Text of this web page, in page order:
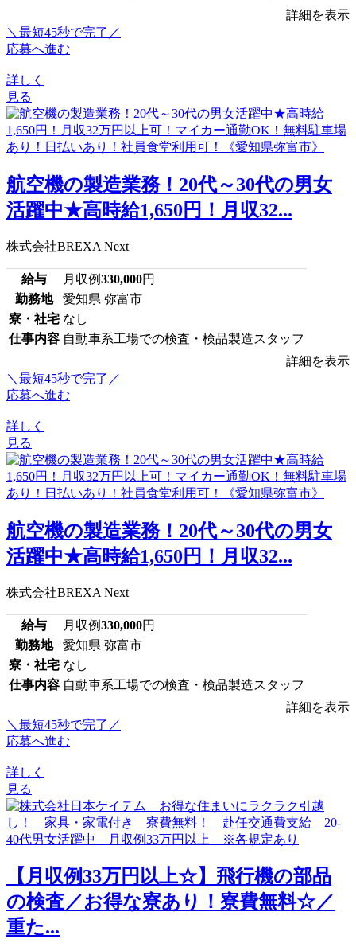
詳細を表示
＼最短45秒で完了／
応募へ進む
詳しく
見る
航空機の製造業務！20代～30代の男女
活躍中★高時給1,650円！月収32...
株式会社BREXA Next
給与 月収例330,000円
勤務地
愛知県 弥富市
寮・社宅 なし
仕事内容 自動車系工場での検査・検品製造スタッフ
詳細を表示
＼最短45秒で完了／
応募へ進む
詳しく
見る
航空機の製造業務！20代～30代の男女
活躍中★高時給1,650円！月収32...
株式会社BREXA Next
給与 月収例330,000円
勤務地
愛知県 弥富市
寮・社宅 なし
仕事内容 自動車系工場での検査・検品製造スタッフ
詳細を表示
＼最短45秒で完了／
応募へ進む
詳しく
見る
【月収例33万円以上☆】飛行機の部品
の検査／お得な寮あり！寮費無料☆／
重た...